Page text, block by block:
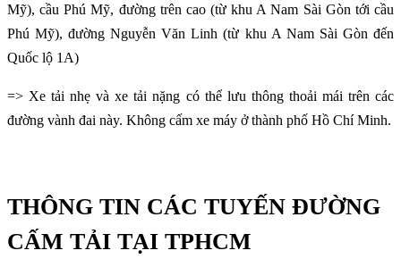
Mỹ), cầu Phú Mỹ, đường trên cao (từ khu A Nam Sài Gòn tới cầu
Phú Mỹ), đường Nguyễn Văn Linh (từ khu A Nam Sài Gòn đến
Quốc lộ 1A)
=> Xe tải nhẹ và xe tải nặng có thể lưu thông thoải mái trên các
đường vành đai này. Không cấm xe máy ở thành phố Hồ Chí Minh.
THÔNG TIN CÁC TUYẾN ĐƯỜNG
CẤM TẢI TẠI TPHCM